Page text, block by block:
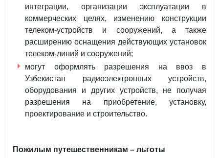
интеграции, организации эксплуатации в
коммерческих целях, изменению конструкции
телеком-устройств и сооружений, а также
расширению оснащения действующих установок
телеком-линий и сооружений;
могут оформлять разрешения на ввоз в
Узбекистан радиоэлектронных устройств,
оборудования и других устройств, не получая
разрешения на приобретение, установку,
проектирование и строительство.
Пожилым путешественникам – льготы